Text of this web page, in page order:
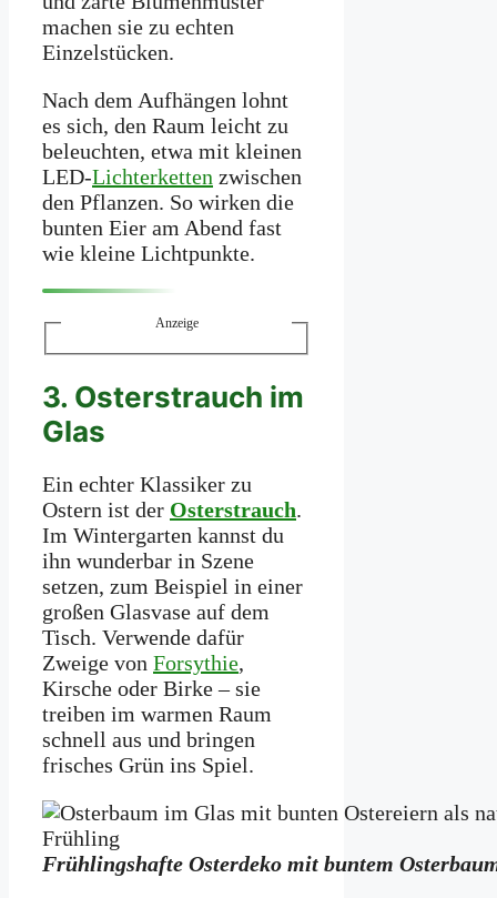
machen sie zu echten
Einzelstücken.
Nach dem Aufhängen lohnt
es sich, den Raum leicht zu
beleuchten, etwa mit kleinen
LED-Lichterketten zwischen
den Pflanzen. So wirken die
bunten Eier am Abend fast
wie kleine Lichtpunkte.
Anzeige
3. Osterstrauch im
Glas
Ein echter Klassiker zu
Ostern ist der Osterstrauch.
Im Wintergarten kannst du
ihn wunderbar in Szene
setzen, zum Beispiel in einer
großen Glasvase auf dem
Tisch. Verwende dafür
Zweige von Forsythie,
Kirsche oder Birke – sie
treiben im warmen Raum
schnell aus und bringen
frisches Grün ins Spiel.
Frühlingshafte Osterdeko mit buntem